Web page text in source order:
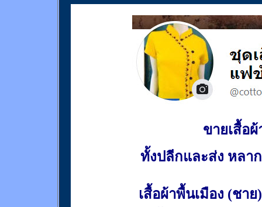
ขายเสื้อผ้
ทั้งปลีกและส่ง หลา
เสื้อผ้าพื้นเมือง (ชาย)